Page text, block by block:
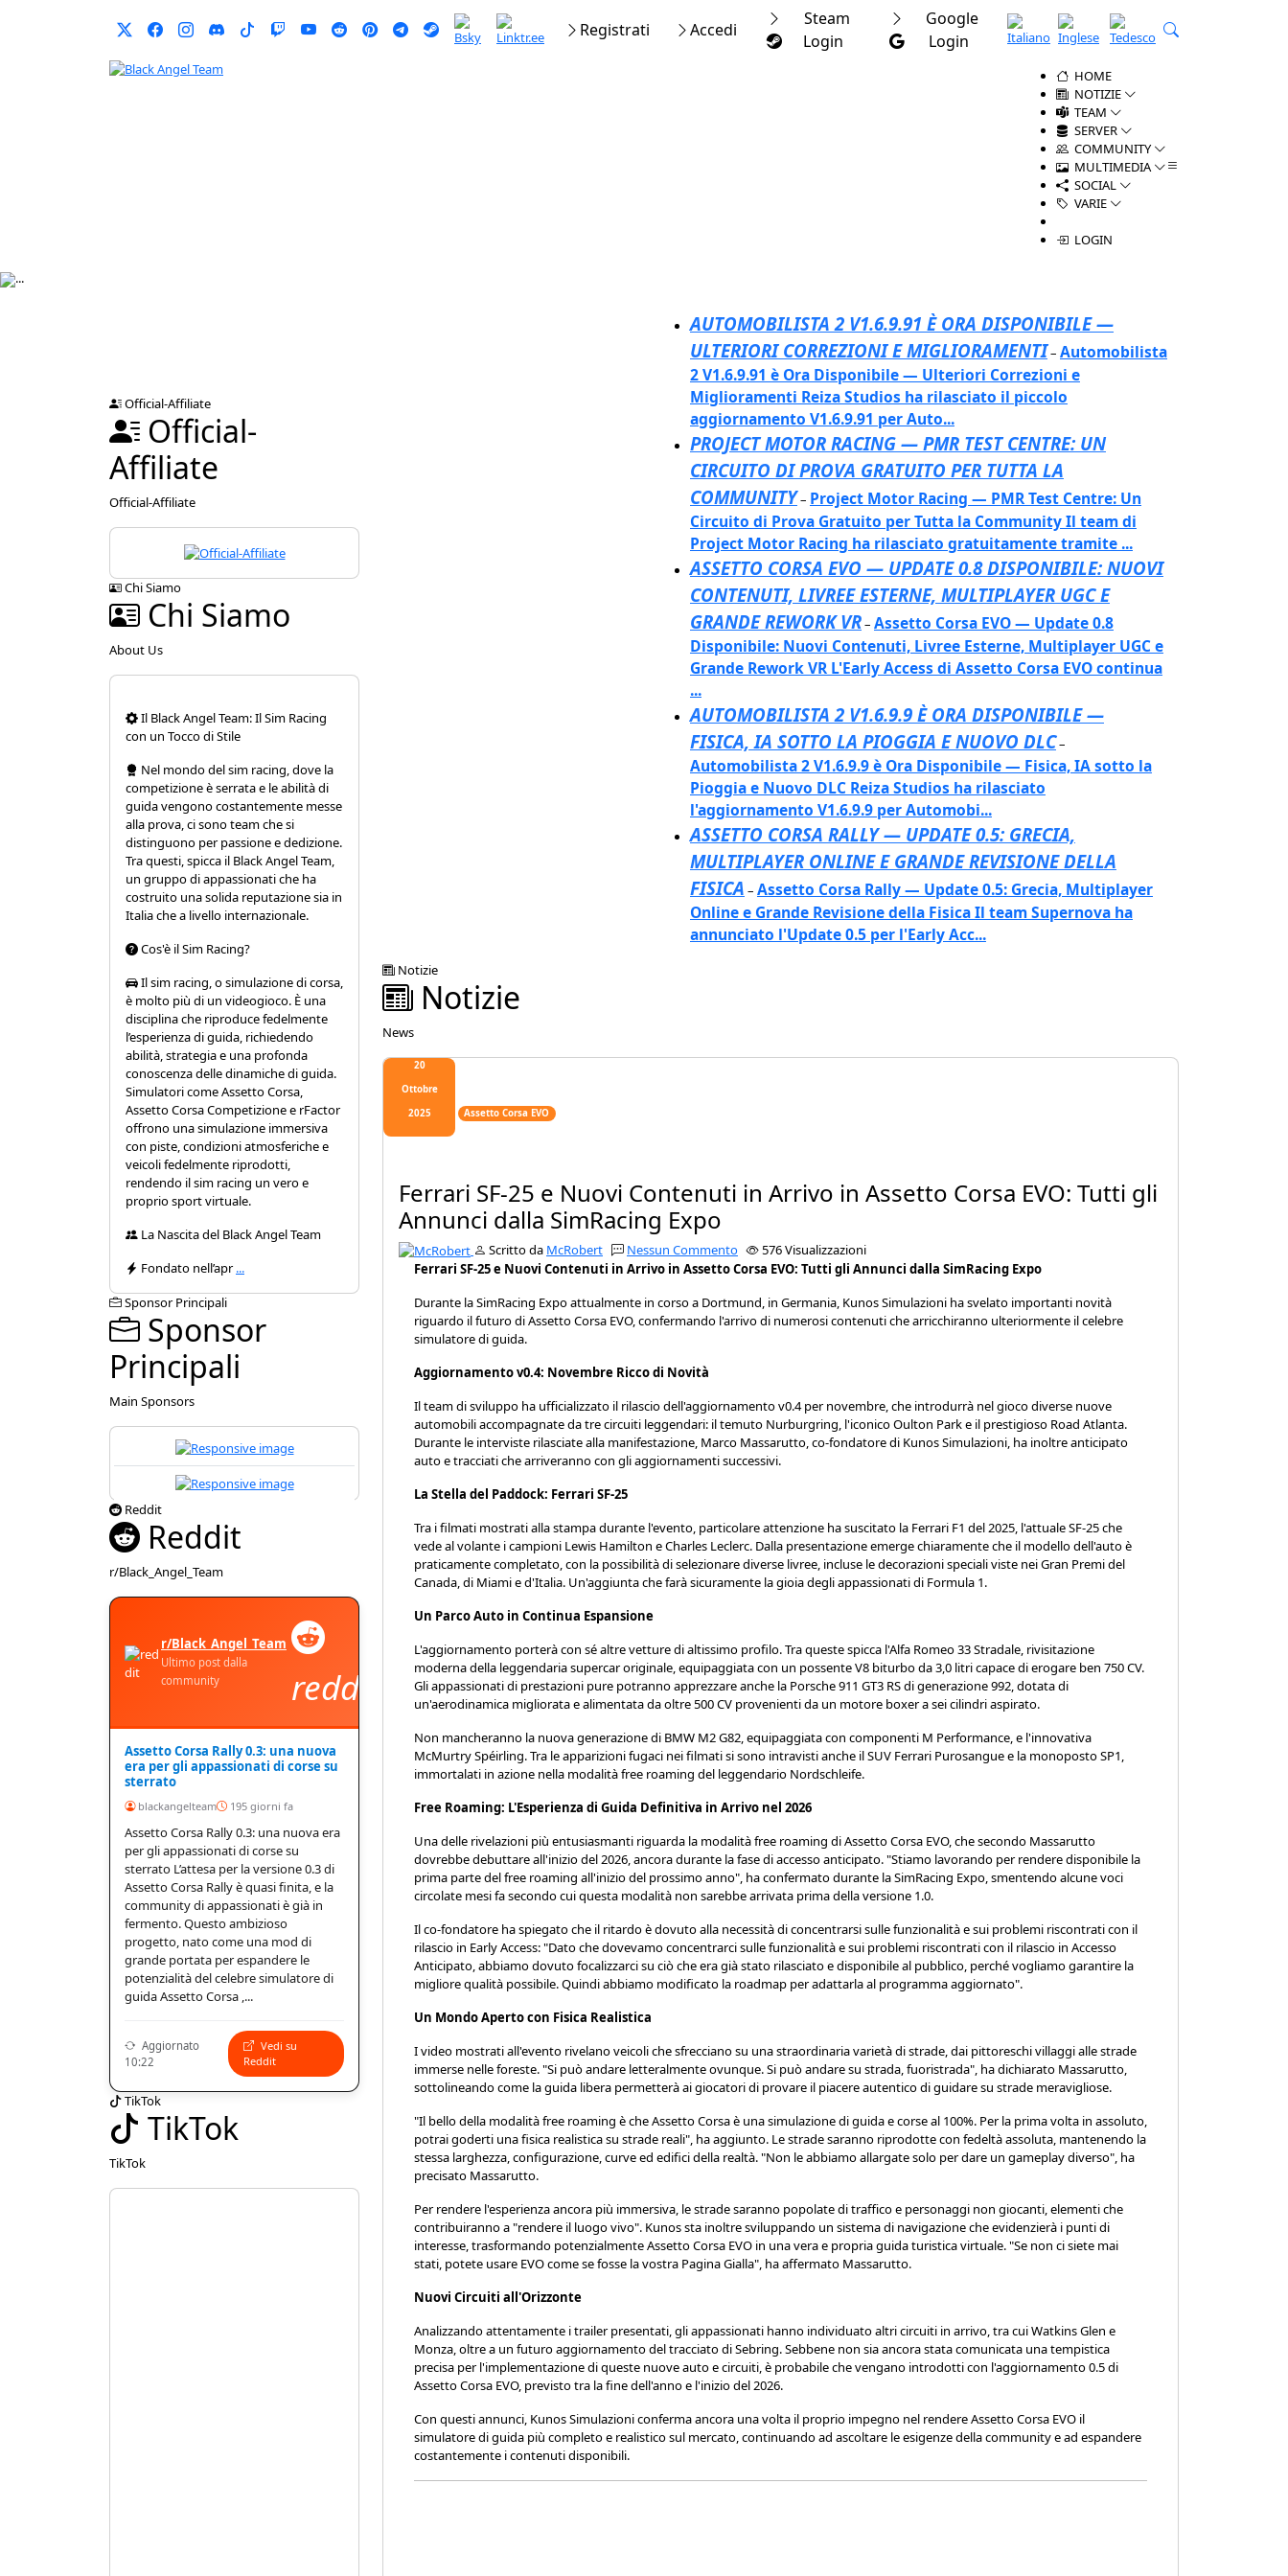
Registrati Accedi
Steam
Login
Google
Login
HOME
NOTIZIE
TEAM
SERVER
COMMUNITY
MULTIMEDIA
SOCIAL
VARIE
LOGIN
Official-Affiliate
Official-
Affiliate
Official-Affiliate
Chi Siamo
Chi Siamo
About Us
Il Black Angel Team: Il Sim Racing
con un Tocco di Stile
Nel mondo del sim racing, dove la
competizione è serrata e le abilità di
guida vengono costantemente messe
alla prova, ci sono team che si
distinguono per passione e dedizione.
Tra questi, spicca il Black Angel Team,
un gruppo di appassionati che ha
costruito una solida reputazione sia in
Italia che a livello internazionale.
Cos'è il Sim Racing?
Il sim racing, o simulazione di corsa,
è molto più di un videogioco. È una
disciplina che riproduce fedelmente
l’esperienza di guida, richiedendo
abilità, strategia e una profonda
conoscenza delle dinamiche di guida.
Simulatori come Assetto Corsa,
Assetto Corsa Competizione e rFactor
offrono una simulazione immersiva
con piste, condizioni atmosferiche e
veicoli fedelmente riprodotti,
rendendo il sim racing un vero e
proprio sport virtuale.
La Nascita del Black Angel Team
Fondato nell’apr...
Sponsor Principali
Sponsor
Principali
Main Sponsors
Reddit
Reddit
r/Black_Angel_Team
r/Black_Angel_Team
Ultimo post dalla
community
reddit
Assetto Corsa Rally 0.3: una nuova
era per gli appassionati di corse su
sterrato
blackangelteam 195 giorni fa
Assetto Corsa Rally 0.3: una nuova era
per gli appassionati di corse su
sterrato L’attesa per la versione 0.3 di
Assetto Corsa Rally è quasi finita, e la
community di appassionati è già in
fermento. Questo ambizioso
progetto, nato come una mod di
grande portata per espandere le
potenzialità del celebre simulatore di
guida Assetto Corsa ,...
Aggiornato
10:22
Vedi su
Reddit
TikTok
TikTok
TikTok
AUTOMOBILISTA 2 V1.6.9.91 È ORA DISPONIBILE —
ULTERIORI CORREZIONI E MIGLIORAMENTI– Automobilista
2 V1.6.9.91 è Ora Disponibile — Ulteriori Correzioni e
Miglioramenti Reiza Studios ha rilasciato il piccolo
aggiornamento V1.6.9.91 per Auto...
PROJECT MOTOR RACING — PMR TEST CENTRE: UN
CIRCUITO DI PROVA GRATUITO PER TUTTA LA
COMMUNITY– Project Motor Racing — PMR Test Centre: Un
Circuito di Prova Gratuito per Tutta la Community Il team di
Project Motor Racing ha rilasciato gratuitamente tramite ...
ASSETTO CORSA EVO — UPDATE 0.8 DISPONIBILE: NUOVI
CONTENUTI, LIVREE ESTERNE, MULTIPLAYER UGC E
GRANDE REWORK VR– Assetto Corsa EVO — Update 0.8
Disponibile: Nuovi Contenuti, Livree Esterne, Multiplayer UGC e
Grande Rework VR L'Early Access di Assetto Corsa EVO continua
...
AUTOMOBILISTA 2 V1.6.9.9 È ORA DISPONIBILE —
FISICA, IA SOTTO LA PIOGGIA E NUOVO DLC–
Automobilista 2 V1.6.9.9 è Ora Disponibile — Fisica, IA sotto la
Pioggia e Nuovo DLC Reiza Studios ha rilasciato
l'aggiornamento V1.6.9.9 per Automobi...
ASSETTO CORSA RALLY — UPDATE 0.5: GRECIA,
MULTIPLAYER ONLINE E GRANDE REVISIONE DELLA
FISICA – Assetto Corsa Rally — Update 0.5: Grecia, Multiplayer
Online e Grande Revisione della Fisica Il team Supernova ha
annunciato l'Update 0.5 per l'Early Acc...
Notizie
Notizie
News
20
Ottobre
2025
Assetto Corsa EVO
Ferrari SF-25 e Nuovi Contenuti in Arrivo in Assetto Corsa EVO: Tutti gli
Annunci dalla SimRacing Expo
Scritto da McRobert Nessun Commento
576 Visualizzazioni
Ferrari SF-25 e Nuovi Contenuti in Arrivo in Assetto Corsa EVO: Tutti gli Annunci dalla SimRacing Expo
Durante la SimRacing Expo attualmente in corso a Dortmund, in Germania, Kunos Simulazioni ha svelato importanti novità
riguardo il futuro di Assetto Corsa EVO, confermando l'arrivo di numerosi contenuti che arricchiranno ulteriormente il celebre
simulatore di guida.
Aggiornamento v0.4: Novembre Ricco di Novità
Il team di sviluppo ha ufficializzato il rilascio dell'aggiornamento v0.4 per novembre, che introdurrà nel gioco diverse nuove
automobili accompagnate da tre circuiti leggendari: il temuto Nurburgring, l'iconico Oulton Park e il prestigioso Road Atlanta.
Durante le interviste rilasciate alla manifestazione, Marco Massarutto, co-fondatore di Kunos Simulazioni, ha inoltre anticipato
auto e tracciati che arriveranno con gli aggiornamenti successivi.
La Stella del Paddock: Ferrari SF-25
Tra i filmati mostrati alla stampa durante l'evento, particolare attenzione ha suscitato la Ferrari F1 del 2025, l'attuale SF-25 che
vede al volante i campioni Lewis Hamilton e Charles Leclerc. Dalla presentazione emerge chiaramente che il modello dell'auto è
praticamente completato, con la possibilità di selezionare diverse livree, incluse le decorazioni speciali viste nei Gran Premi del
Canada, di Miami e d'Italia. Un'aggiunta che farà sicuramente la gioia degli appassionati di Formula 1.
Un Parco Auto in Continua Espansione
L'aggiornamento porterà con sé altre vetture di altissimo profilo. Tra queste spicca l'Alfa Romeo 33 Stradale, rivisitazione
moderna della leggendaria supercar originale, equipaggiata con un possente V8 biturbo da 3,0 litri capace di erogare ben 750 CV.
Gli appassionati di prestazioni pure potranno apprezzare anche la Porsche 911 GT3 RS di generazione 992, dotata di
un'aerodinamica migliorata e alimentata da oltre 500 CV provenienti da un motore boxer a sei cilindri aspirato.
Non mancheranno la nuova generazione di BMW M2 G82, equipaggiata con componenti M Performance, e l'innovativa
McMurtry Spéirling. Tra le apparizioni fugaci nei filmati si sono intravisti anche il SUV Ferrari Purosangue e la monoposto SP1,
immortalati in azione nella modalità free roaming del leggendario Nordschleife.
Free Roaming: L'Esperienza di Guida Definitiva in Arrivo nel 2026
Una delle rivelazioni più entusiasmanti riguarda la modalità free roaming di Assetto Corsa EVO, che secondo Massarutto
dovrebbe debuttare all'inizio del 2026, ancora durante la fase di accesso anticipato. "Stiamo lavorando per rendere disponibile la
prima parte del free roaming all'inizio del prossimo anno", ha confermato durante la SimRacing Expo, smentendo alcune voci
circolate mesi fa secondo cui questa modalità non sarebbe arrivata prima della versione 1.0.
Il co-fondatore ha spiegato che il ritardo è dovuto alla necessità di concentrarsi sulle funzionalità e sui problemi riscontrati con il
rilascio in Early Access: "Dato che dovevamo concentrarci sulle funzionalità e sui problemi riscontrati con il rilascio in Accesso
Anticipato, abbiamo dovuto focalizzarci su ciò che era già stato rilasciato e disponibile al pubblico, perché vogliamo garantire la
migliore qualità possibile. Quindi abbiamo modificato la roadmap per adattarla al programma aggiornato".
Un Mondo Aperto con Fisica Realistica
I video mostrati all'evento rivelano veicoli che sfrecciano su una straordinaria varietà di strade, dai pittoreschi villaggi alle strade
immerse nelle foreste. "Si può andare letteralmente ovunque. Si può andare su strada, fuoristrada", ha dichiarato Massarutto,
sottolineando come la guida libera permetterà ai giocatori di provare il piacere autentico di guidare su strade meravigliose.
"Il bello della modalità free roaming è che Assetto Corsa è una simulazione di guida e corse al 100%. Per la prima volta in assoluto,
potrai goderti una fisica realistica su strade reali", ha aggiunto. Le strade saranno riprodotte con fedeltà assoluta, mantenendo la
stessa larghezza, configurazione, curve ed edifici della realtà. "Non le abbiamo allargate solo per dare un gameplay diverso", ha
precisato Massarutto.
Per rendere l'esperienza ancora più immersiva, le strade saranno popolate di traffico e personaggi non giocanti, elementi che
contribuiranno a "rendere il luogo vivo". Kunos sta inoltre sviluppando un sistema di navigazione che evidenzierà i punti di
interesse, trasformando potenzialmente Assetto Corsa EVO in una vera e propria guida turistica virtuale. "Se non ci siete mai
stati, potete usare EVO come se fosse la vostra Pagina Gialla", ha affermato Massarutto.
Nuovi Circuiti all'Orizzonte
Analizzando attentamente i trailer presentati, gli appassionati hanno individuato altri circuiti in arrivo, tra cui Watkins Glen e
Monza, oltre a un futuro aggiornamento del tracciato di Sebring. Sebbene non sia ancora stata comunicata una tempistica
precisa per l'implementazione di queste nuove auto e circuiti, è probabile che vengano introdotti con l'aggiornamento 0.5 di
Assetto Corsa EVO, previsto tra la fine dell'anno e l'inizio del 2026.
Con questi annunci, Kunos Simulazioni conferma ancora una volta il proprio impegno nel rendere Assetto Corsa EVO il
simulatore di guida più completo e realistico sul mercato, continuando ad ascoltare le esigenze della community e ad espandere
costantemente i contenuti disponibili.